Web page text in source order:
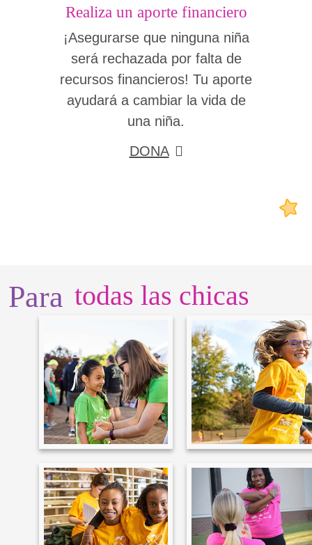
Realiza un aporte financiero
¡Asegurarse que ninguna niña
será rechazada por falta de
recursos financieros! Tu aporte
ayudará a cambiar la vida de
una niña.
DONA
Para todas las chicas